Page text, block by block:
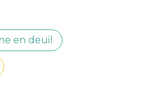
en deuil